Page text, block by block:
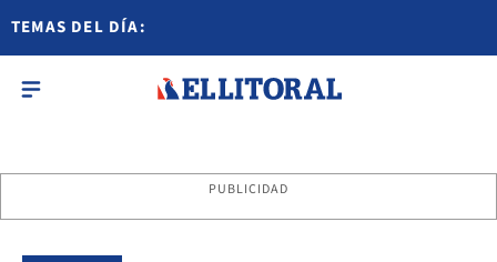
TEMAS DEL DÍA:
PUBLICIDAD